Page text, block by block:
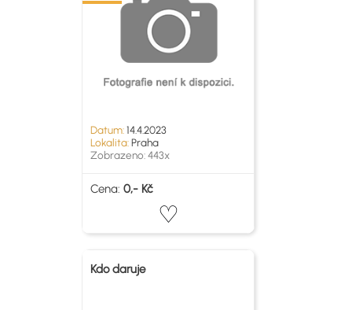
Datum:14.4.2023
Lokalita:Praha
Zobrazeno: 443x
Cena: 0,- Kč
Kdo daruje